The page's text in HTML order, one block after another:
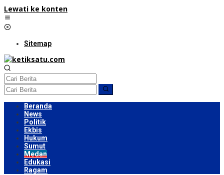
Lewati ke konten
Sitemap
Beranda
News
Politik
Ekbis
Hukum
Sumut
Medan
Edukasi
Ragam